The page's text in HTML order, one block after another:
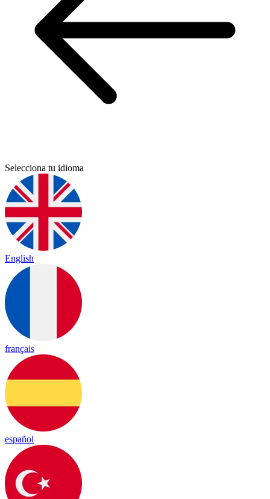
Selecciona tu idioma
English
français
español